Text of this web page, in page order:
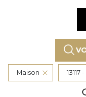
Maison 13117